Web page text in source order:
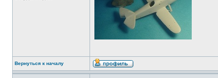
Вернуться к началу